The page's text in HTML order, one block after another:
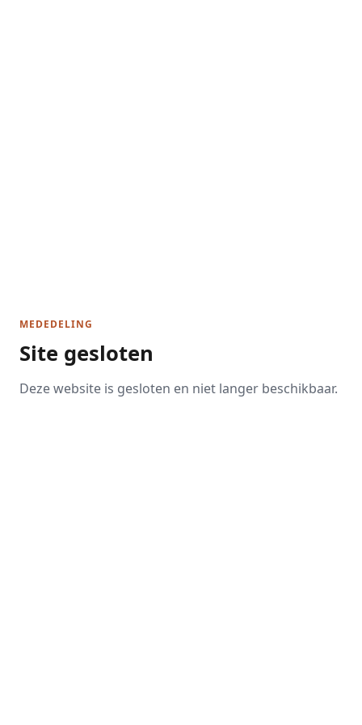
MEDEDELING
Site gesloten
Deze website is gesloten en niet langer beschikbaar.